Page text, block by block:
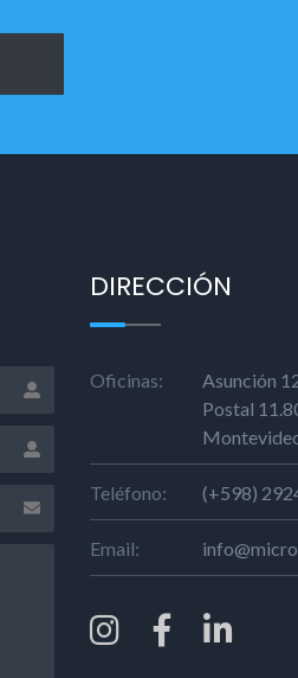
DIRECCIÓN
Oficinas:
Asunción
Postal
Teléfono: (+598)
Email: